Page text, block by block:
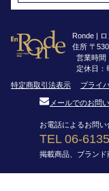
Ronde | ロ
住所 〒
営業時間
定休日：
特定商取引法表示
プライ
メールでのお問
お電話によるお問
TEL 06-
掲載商品、ブランド